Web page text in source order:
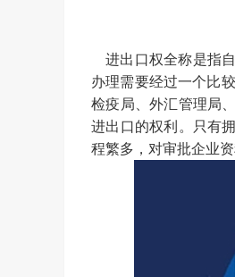
进出口权全称是指
办理需要经过一个比
检疫局、外汇管理局
进出口的权利。只有
程繁多，对审批企业资